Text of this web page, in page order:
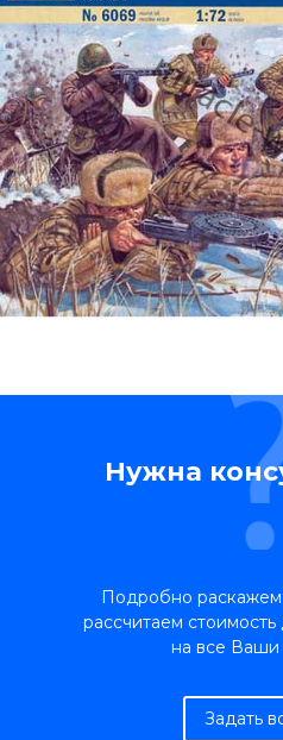
Нужна
Подробно раскажем
рассчитаем
на все Ваши
Задать